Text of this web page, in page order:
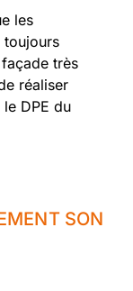
les
toujours
très
réaliser
DPE du
SON